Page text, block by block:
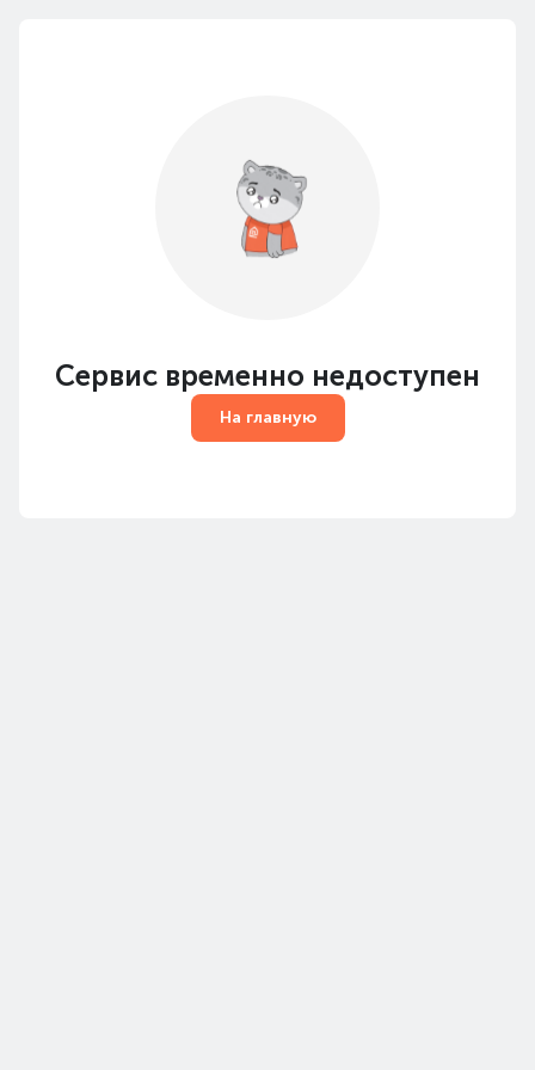
Сервис временно недоступен
На главную